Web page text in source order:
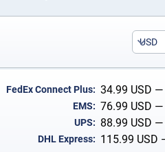
USD
FedEx Connect Plus: 34.99 USD —
EMS: 76.99 USD —
UPS: 88.99 USD —
DHL Express: 115.99 USD